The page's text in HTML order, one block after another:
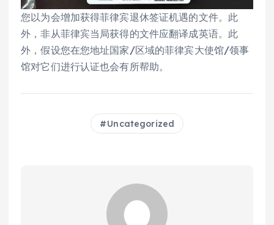
您以为会增加获得菲律宾退休签证机遇的文件。此
外，非从菲律宾当局获得的文件应翻译成英语。此
外，假设您在您地址国家/区域的菲律宾大使馆/领事
馆对它们进行认证也会有所帮助。
Uncategorized